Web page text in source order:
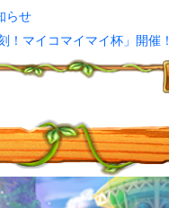
らせ
！マイコマイマイ杯」開催！